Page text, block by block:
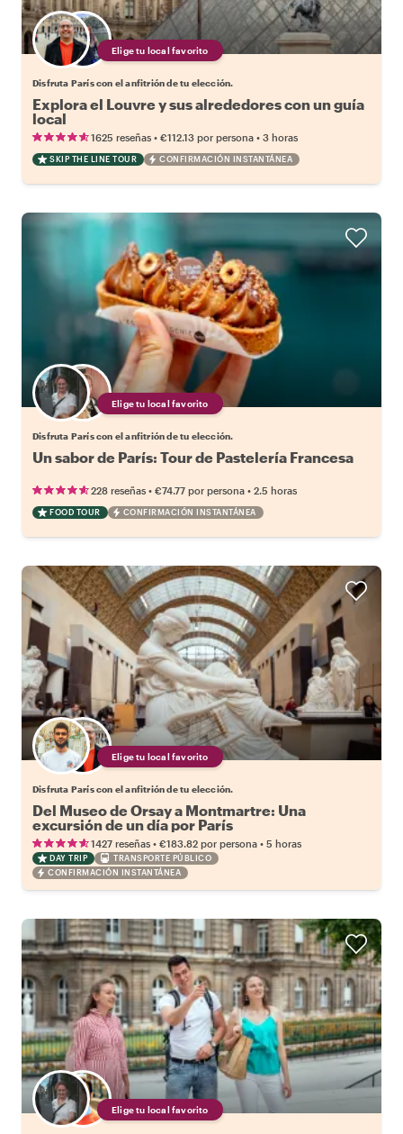
Elige tu local favorito
Disfruta París con el anfitrión de tu elección.
Explora el Louvre y sus alrededores con un guía
local
1625 reseñas • €112.13 por persona • 3 horas
SKIP THE LINE TOUR CONFIRMACIÓN INSTANTÁNEA
Elige tu local favorito
Disfruta París con el anfitrión de tu elección.
Un sabor de París: Tour de Pastelería Francesa
228 reseñas • €74.77 por persona • 2.5 horas
FOOD TOUR CONFIRMACIÓN INSTANTÁNEA
Elige tu local favorito
Disfruta París con el anfitrión de tu elección.
Del Museo de Orsay a Montmartre: Una
excursión de un día por París
1427 reseñas • €183.82 por persona • 5 horas
DAY TRIP
TRANSPORTE PÚBLICO
CONFIRMACIÓN INSTANTÁNEA
Elige tu local favorito